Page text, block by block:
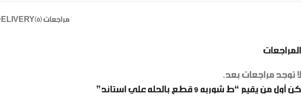
مراجعات (0)
المراجعات
لا توجد مراجعات بعد.
كن أول من يقيم “ط شوربه 9 قطع بالحله علي استاند”